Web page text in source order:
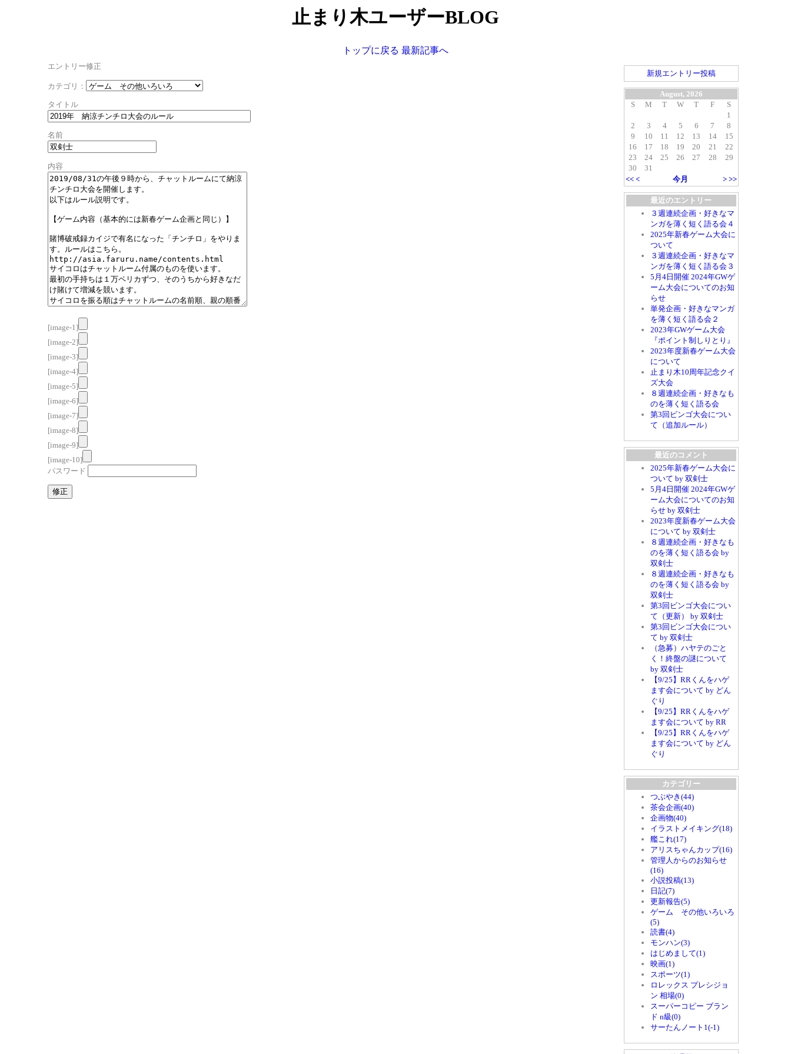
止まり木ユーザーBLOG
トップに戻る 最新記事へ
エントリー修正
カテゴリ：
タイトル
名前
内容
[image-1]
[image-2]
[image-3]
[image-4]
[image-5]
[image-6]
[image-7]
[image-8]
[image-9]
[image-10]
パスワード
新規エントリー投稿
August, 2026
S
M T W T F
S
1
2
3 4 5 6 7
8
9
10 11 12 13 14
15
16
17 18 19 20 21
22
23
24 25 26 27 28
29
30
31
<< < 今月 > >>
最近のエントリー
３週連続企画・好きなマ
ンガを薄く短く語る会４
2025年新春ゲーム大会に
ついて
３週連続企画・好きなマ
ンガを薄く短く語る会３
5月4日開催 2024年GWゲ
ーム大会についてのお知
らせ
単発企画・好きなマンガ
を薄く短く語る会２
2023年GWゲーム大会
『ポイント制しりとり』
2023年度新春ゲーム大会
について
止まり木10周年記念クイ
ズ大会
８週連続企画・好きなも
のを薄く短く語る会
第3回ビンゴ大会につい
て（追加ルール）
最近のコメント
2025年新春ゲーム大会に
ついて by 双剣士
5月4日開催 2024年GWゲ
ーム大会についてのお知
らせ by 双剣士
2023年度新春ゲーム大会
について by 双剣士
８週連続企画・好きなも
のを薄く短く語る会 by
双剣士
８週連続企画・好きなも
のを薄く短く語る会 by
双剣士
第3回ビンゴ大会につい
て（更新） by 双剣士
第3回ビンゴ大会につい
て by 双剣士
（急募）ハヤテのごと
く！終盤の謎について
by 双剣士
【9/25】RRくんをハゲ
ます会について by どん
ぐり
【9/25】RRくんをハゲ
ます会について by RR
【9/25】RRくんをハゲ
ます会について by どん
ぐり
カテゴリー
つぶやき(44)
茶会企画(40)
企画物(40)
イラストメイキング(18)
艦これ(17)
アリスちゃんカップ(16)
管理人からのお知らせ
(16)
小説投稿(13)
日記(7)
更新報告(5)
ゲーム その他いろいろ
(5)
読書(4)
モンハン(3)
はじめまして(1)
映画(1)
スポーツ(1)
ロレックス プレシジョ
ン 相場(0)
スーパーコピー ブラン
ド n級(0)
サーたんノート1(-1)